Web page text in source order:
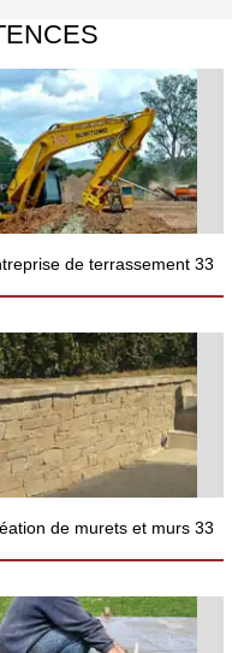
de terrassement 33
de murets et murs 33